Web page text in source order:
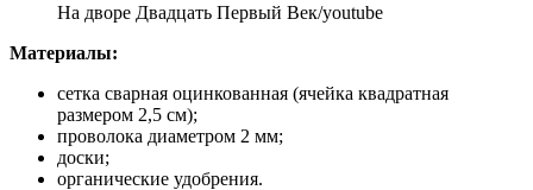
На дворе Двадцать Первый Век/youtube
Материалы:
сетка сварная оцинкованная (ячейка квадратная
размером 2,5 см);
проволока диаметром 2 мм;
доски;
органические удобрения.